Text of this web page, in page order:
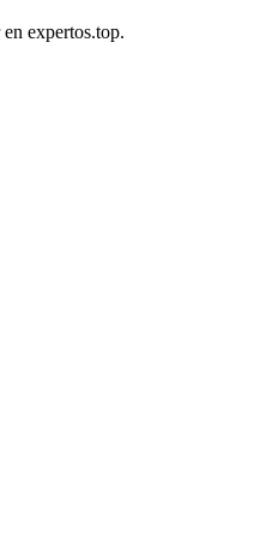
expertos.top.